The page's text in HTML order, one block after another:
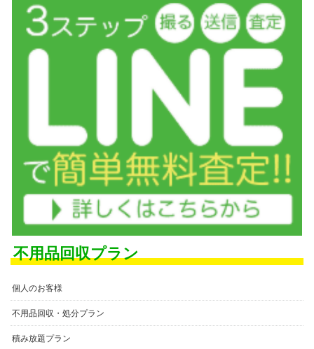
不用品回収プラン
個人のお客様
不用品回収・処分プラン
積み放題プラン